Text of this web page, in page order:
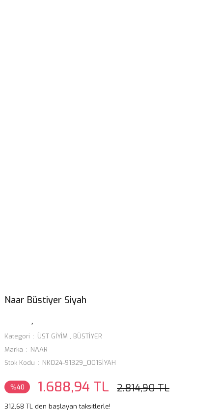
Naar Büstiyer Siyah
Kategori ÜST GİYİM , BÜSTİYER
Marka
NAAR
Stok Kodu
NK024-91329_001SİYAH
%40 1.688,94 TL 2.814,90 TL
312,68 TL den başlayan taksitlerle!